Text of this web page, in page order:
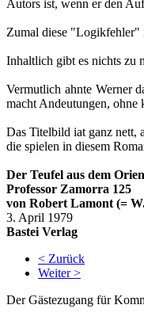
Autors ist, wenn er den
Zumal diese "Logikfehler"
Inhaltlich gibt es nichts zu
Vermutlich ahnte Werner
macht Andeutungen, ohne
Das Titelbild iat ganz nett,
die spielen in diesem
Der Teufel aus dem
Professor Zamorra 125
von Robert Lamont (=
3. April 1979
Bastei Verlag
< Zurück
Weiter >
Der Gästezugang für